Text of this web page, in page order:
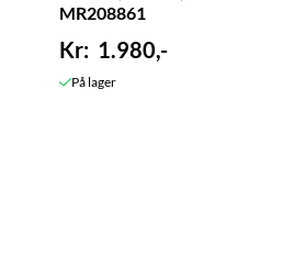
MR208861
1.980,-
På lager